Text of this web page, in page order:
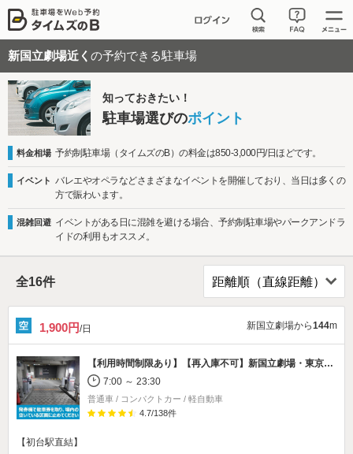
新国立劇場近く の予約できる駐車場
知っておきたい！
駐車場選びのポイント
料金相場 予約制駐車場（タイムズのB）の料金は850-3,000円/日ほどです。
イベント バレエやオペラなどさまざまなイベントを開催しており、当日は多くの
方で賑わいます。
混雑回避 イベントがある日に混雑を避ける場合、予約制駐車場やパークアンドラ
イドの利用もオススメ。
全16件
1,900円/日 新国立劇場から144m
【利用時間制限あり】【再入庫不可】 新国立劇場・東京オペラシティビル駐車場
7:00 ～ 23:30
普通車 / コンパクトカー / 軽自動車
4.7/138件
【初台駅直結】